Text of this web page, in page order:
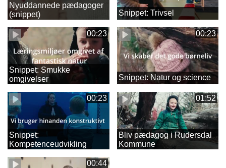
Nyuddannede pædagoger
(snippet)
Snippet: Trivsel
00:23
Snippet: Smukke
omgivelser
00:23
Snippet: Natur og science
00:23
Snippet:
Kompetenceudvikling
01:52
Bliv pædagog i Rudersdal
Kommune
00:44